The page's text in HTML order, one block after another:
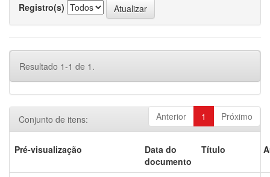
Registro(s)
Resultado 1-1 de 1.
Anterior 1 Próximo
Conjunto de itens:
Pré-visualização
Data do
documento
Título